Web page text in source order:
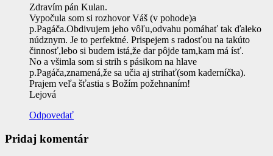
Zdravím pán Kulan.
Vypočula som si rozhovor Váš (v pohode)a
p.Pagáča.Obdivujem jeho vôľu,odvahu pomáhať tak ďaleko
núdznym. Je to perfektné. Prispejem s radosťou na takúto
činnosť,lebo si budem istá,že dar pôjde tam,kam má ísť.
No a všimla som si strih s pásikom na hlave
p.Pagáča,znamená,že sa učia aj strihať(som kaderníčka).
Prajem veľa šťastia s Božím požehnaním!
Lejová
Odpovedať
Pridaj komentár